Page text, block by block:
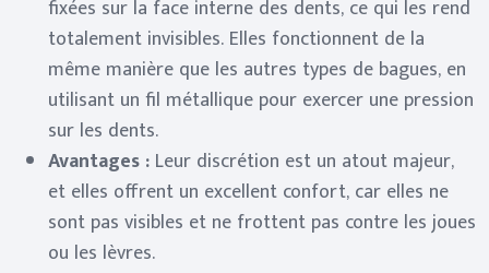
fixées sur la face interne des dents, ce qui les rend
totalement invisibles. Elles fonctionnent de la
même manière que les autres types de bagues, en
utilisant un fil métallique pour exercer une pression
sur les dents.
Avantages : Leur discrétion est un atout majeur,
et elles offrent un excellent confort, car elles ne
sont pas visibles et ne frottent pas contre les joues
ou les lèvres.